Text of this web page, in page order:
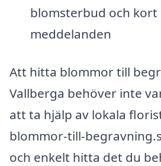
blomsterbud och kort
meddelanden
Att hitta blommor till
Vallberga behöver inte
att ta hjälp av lokala
blommor-till-
och enkelt hitta det du